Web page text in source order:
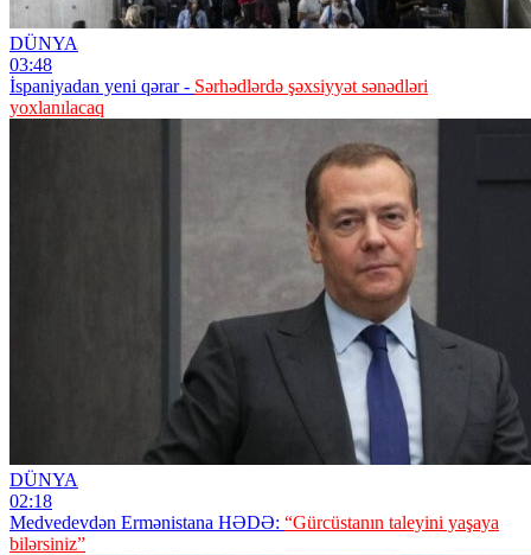
DÜNYA
03:48
İspaniyadan yeni qərar - Sərhədlərdə şəxsiyyət sənədləri
yoxlanılacaq
DÜNYA
02:18
Medvedevdən Ermənistana HƏDƏ: “Gürcüstanın taleyini yaşaya
bilərsiniz”